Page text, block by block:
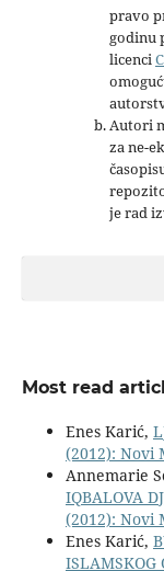
pravo
godinu
licenci
Autori
za ne-
je rad
Most read
Enes Karić,
(2012): Novi
Annemarie
IQBALOVA
(2012): Novi
Enes Karić,
ISLAMSKOG